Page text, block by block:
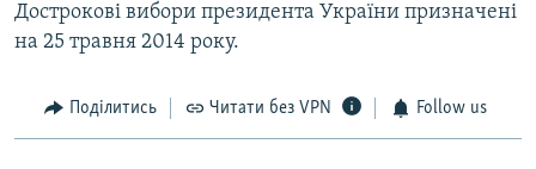
Дострокові вибори президента України призначені
на 25 травня 2014 року.
Поділитись Читати без VPN Follow us